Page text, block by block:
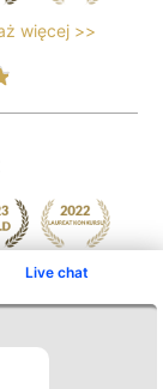
Live chat
więcej >>
więcej >>